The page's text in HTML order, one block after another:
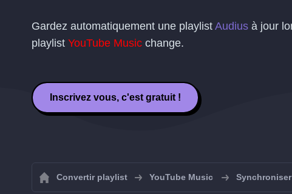
Gardez automatiquement une playlist Audius à jour
playlist YouTube Music change.
Inscrivez vous, c'est gratuit !
Convertir playlist YouTube Music